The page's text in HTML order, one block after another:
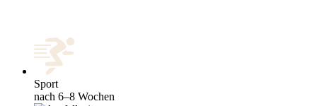
Sport
nach 6–8 Wochen